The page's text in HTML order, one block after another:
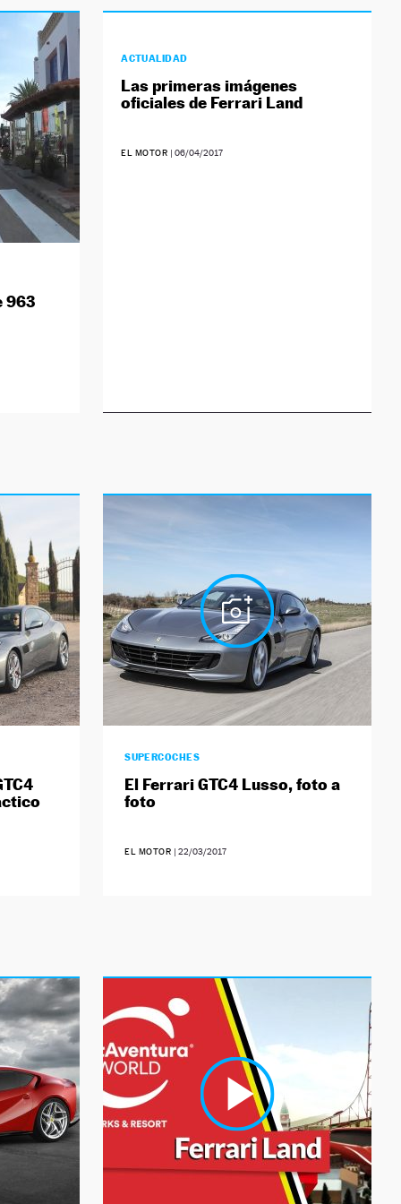
963
ACTUALIDAD
Las primeras imágenes
oficiales de Ferrari Land
EL MOTOR |06/04/2017
SUPERCOCHES
El Ferrari GTC4 Lusso, foto a
foto
EL MOTOR |22/03/2017